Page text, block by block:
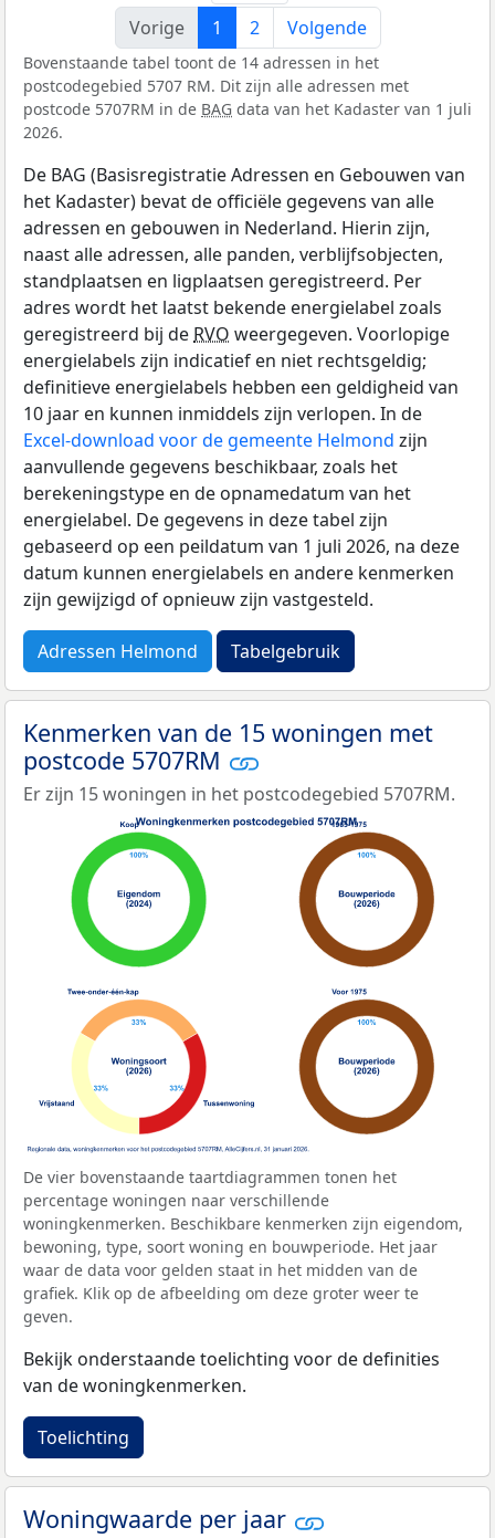
Vorige
1 2 Volgende
Bovenstaande tabel toont de 14 adressen in het
postcodegebied 5707 RM. Dit zijn alle adressen met
postcode 5707RM in de BAG data van het Kadaster van 1 juli
2026.
De BAG (Basisregistratie Adressen en Gebouwen van
het Kadaster) bevat de officiële gegevens van alle
adressen en gebouwen in Nederland. Hierin zijn,
naast alle adressen, alle panden, verblijfsobjecten,
standplaatsen en ligplaatsen geregistreerd. Per
adres wordt het laatst bekende energielabel zoals
geregistreerd bij de RVO weergegeven. Voorlopige
energielabels zijn indicatief en niet rechtsgeldig;
definitieve energielabels hebben een geldigheid van
10 jaar en kunnen inmiddels zijn verlopen. In de
Excel-download voor de gemeente Helmond zijn
aanvullende gegevens beschikbaar, zoals het
berekeningstype en de opnamedatum van het
energielabel. De gegevens in deze tabel zijn
gebaseerd op een peildatum van 1 juli 2026, na deze
datum kunnen energielabels en andere kenmerken
zijn gewijzigd of opnieuw zijn vastgesteld.
Adressen Helmond Tabelgebruik
Kenmerken van de 15 woningen met
postcode 5707RM
Er zijn 15 woningen in het postcodegebied 5707RM.
De vier bovenstaande taartdiagrammen tonen het
percentage woningen naar verschillende
woningkenmerken. Beschikbare kenmerken zijn eigendom,
bewoning, type, soort woning en bouwperiode. Het jaar
waar de data voor gelden staat in het midden van de
grafiek. Klik op de afbeelding om deze groter weer te
geven.
Bekijk onderstaande toelichting voor de definities
van de woningkenmerken.
Toelichting
Woningwaarde per jaar